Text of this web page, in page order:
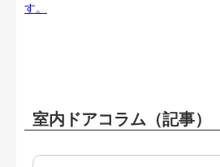
す。
室内ドアコラム（記事）